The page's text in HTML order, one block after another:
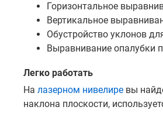
Горизонтальное
Вертикальное
Обустройство уклонов
Выравнивание опалубки
Легко работать
На лазерном нивелире вы
наклона плоскости,